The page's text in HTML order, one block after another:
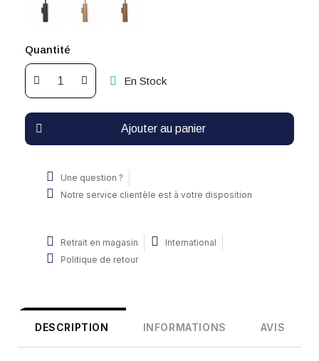
Quantité
En Stock
Ajouter au panier
Une question ?
Notre service clientèle est à votre disposition
Retrait en magasin
International
Politique de retour
DESCRIPTION INFORMATIONS AVIS